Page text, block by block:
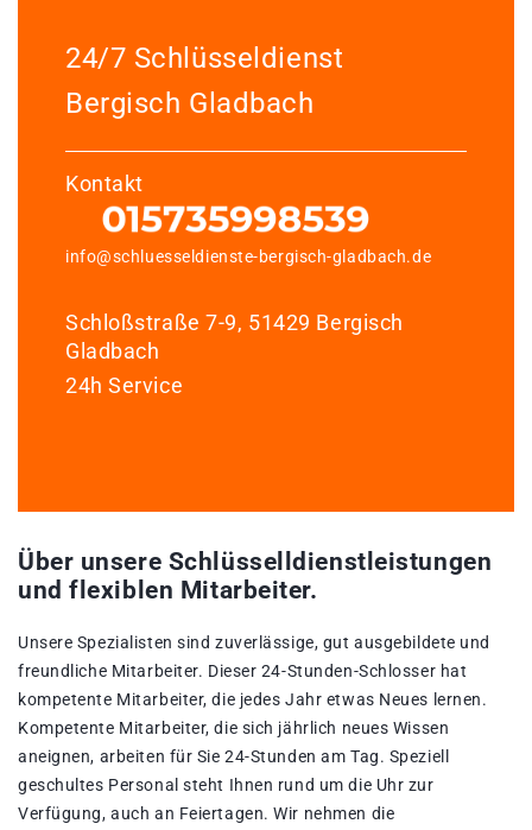
24/7 Schlüsseldienst
Bergisch Gladbach
Kontakt
info@schluesseldienste-bergisch-gladbach.de
Schloßstraße 7-9, 51429 Bergisch
Gladbach
24h Service
Über unsere Schlüsselldienstleistungen
und flexiblen Mitarbeiter.
Unsere Spezialisten sind zuverlässige, gut ausgebildete und
freundliche Mitarbeiter. Dieser 24-Stunden-Schlosser hat
kompetente Mitarbeiter, die jedes Jahr etwas Neues lernen.
Kompetente Mitarbeiter, die sich jährlich neues Wissen
aneignen, arbeiten für Sie 24-Stunden am Tag. Speziell
geschultes Personal steht Ihnen rund um die Uhr zur
Verfügung, auch an Feiertagen. Wir nehmen die